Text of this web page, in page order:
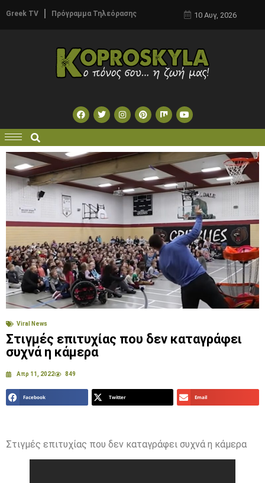
Greek TV Πρόγραμμα Τηλεόρασης 10 Αυγ, 2026
Viral News
Στιγμές επιτυχίας που δεν καταγράφει
συχνά η κάμερα
Απρ 11, 2022 849
Facebook Twitter Email
Στιγμές επιτυχίας που δεν καταγράφει συχνά η κάμερα